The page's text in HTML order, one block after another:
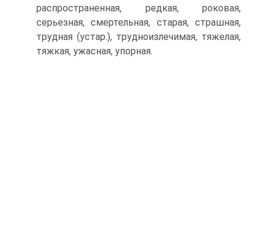
распространенная, редкая, роковая,
серьезная, смертельная, старая, страшная,
трудная (устар.), трудноизлечимая, тяжелая,
тяжкая, ужасная, упорная.